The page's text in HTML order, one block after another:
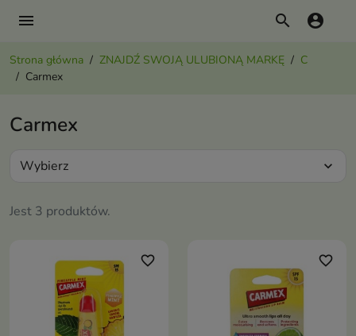
menu search account_circle
Strona główna ZNAJDŹ SWOJĄ ULUBIONĄ MARKĘ
C
Carmex
Carmex
Jest 3 produktów.
Wybierz expand_more
favorite_border favorite_border